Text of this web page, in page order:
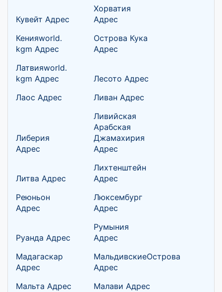
Кувейт Адрес
Хорватия
Адрес
Кенияworld.
kgm Адрес
Острова Кука
Адрес
Латвияworld.
kgm Адрес
Лесото Адрес
Лаос Адрес
Ливан Адрес
Либерия
Адрес
Ливийская
Арабская
Джамахирия
Адрес
Литва Адрес
Лихтенштейн
Адрес
Реюньон
Адрес
Люксембург
Адрес
Руанда Адрес
Румыния
Адрес
Мадагаскар
Адрес
МальдивскиеОстрова
Адрес
Мальта Адрес
Малави Адрес